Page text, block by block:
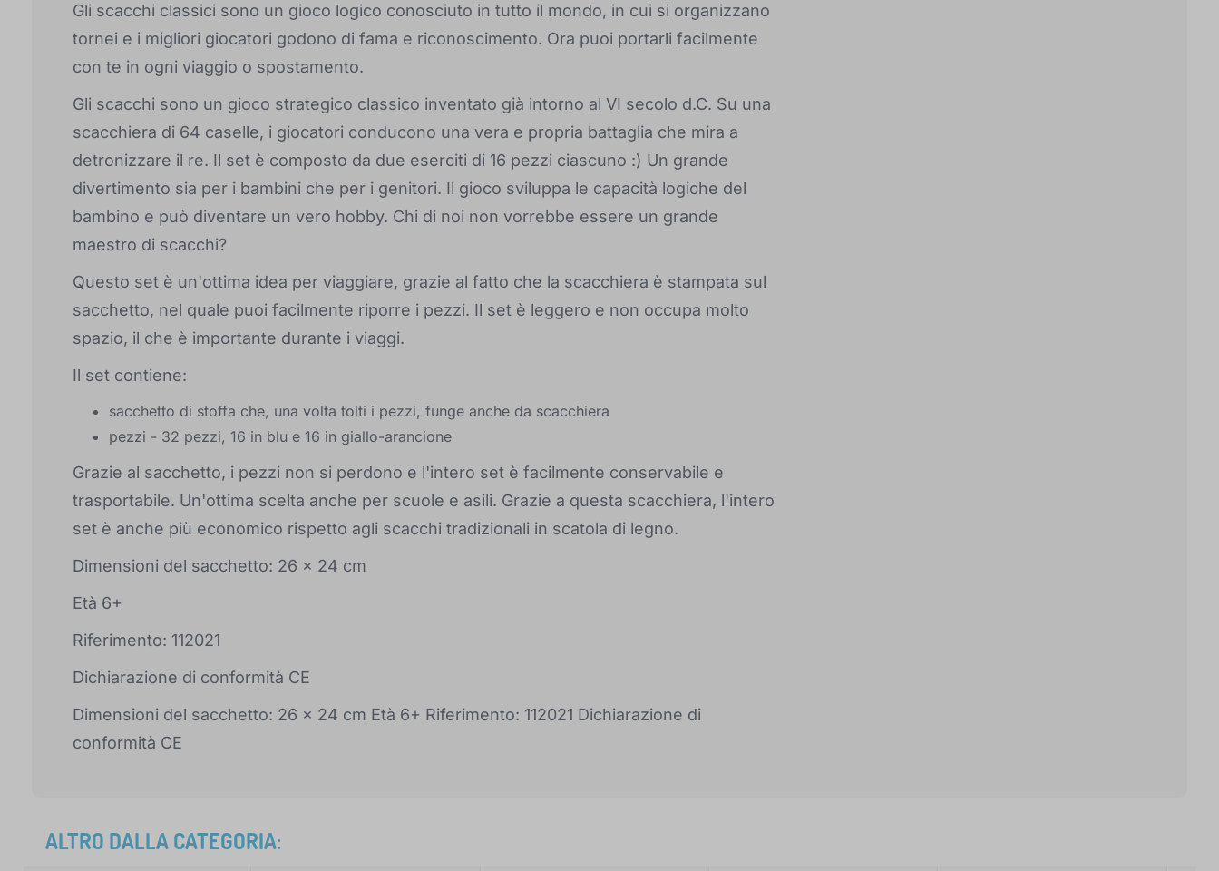
Gli scacchi classici sono un gioco logico conosciuto in tutto il mondo, in cui si organizzano
tornei e i migliori giocatori godono di fama e riconoscimento. Ora puoi portarli facilmente
con te in ogni viaggio o spostamento.
Gli scacchi sono un gioco strategico classico inventato già intorno al VI secolo d.C. Su una
scacchiera di 64 caselle, i giocatori conducono una vera e propria battaglia che mira a
detronizzare il re. Il set è composto da due eserciti di 16 pezzi ciascuno :) Un grande
divertimento sia per i bambini che per i genitori. Il gioco sviluppa le capacità logiche del
bambino e può diventare un vero hobby. Chi di noi non vorrebbe essere un grande
maestro di scacchi?
Questo set è un'ottima idea per viaggiare, grazie al fatto che la scacchiera è stampata sul
sacchetto, nel quale puoi facilmente riporre i pezzi. Il set è leggero e non occupa molto
spazio, il che è importante durante i viaggi.
Il set contiene:
sacchetto di stoffa che, una volta tolti i pezzi, funge anche da scacchiera
pezzi - 32 pezzi, 16 in blu e 16 in giallo-arancione
Grazie al sacchetto, i pezzi non si perdono e l'intero set è facilmente conservabile e
trasportabile. Un'ottima scelta anche per scuole e asili. Grazie a questa scacchiera, l'intero
set è anche più economico rispetto agli scacchi tradizionali in scatola di legno.
Dimensioni del sacchetto: 26 x 24 cm
Età 6+
Riferimento: 112021
Dichiarazione di conformità CE
Dimensioni del sacchetto: 26 x 24 cm Età 6+ Riferimento: 112021 Dichiarazione di
conformità CE
ALTRO DALLA CATEGORIA: